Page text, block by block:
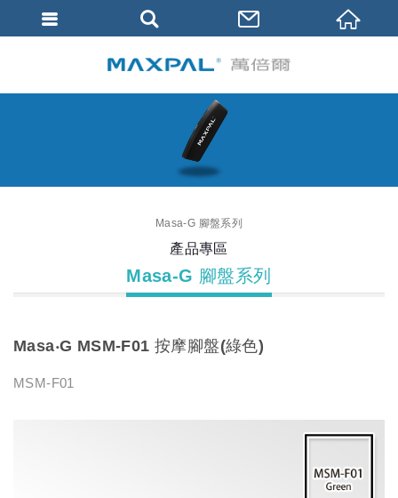
Masa-G 腳盤系列
產品專區
Masa-G 腳盤系列
Masa‧G MSM-F01 按摩腳盤(綠色)
MSM-F01